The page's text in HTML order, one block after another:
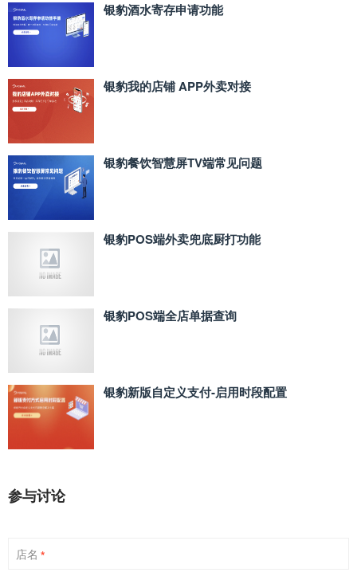
银豹酒水寄存申请功能
银豹我的店铺 APP外卖对接
银豹餐饮智慧屏TV端常见问题
银豹POS端外卖兜底厨打功能
银豹POS端全店单据查询
银豹新版自定义支付‑启用时段配置
参与讨论
店名 *